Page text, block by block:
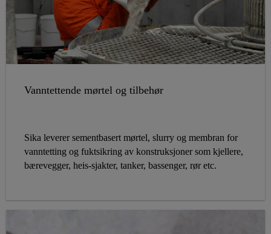
Vanntettende mørtel og tilbehør
Sika leverer sementbasert mørtel, slurry og membran for
vanntetting og fuktsikring av konstruksjoner som kjellere,
bærevegger, heis-sjakter, tanker, bassenger, rør etc.